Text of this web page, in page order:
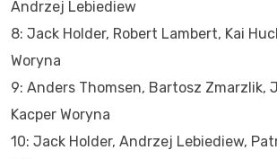
Andrzej Lebiediew
8: Jack Holder, Robert Lambert, Kai
Woryna
9: Anders Thomsen, Bartosz Zmarzlik,
Kacper Woryna
10: Jack Holder, Andrzej Lebiediew,